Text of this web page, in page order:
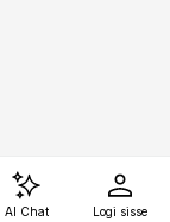
AI Chat Logi sisse